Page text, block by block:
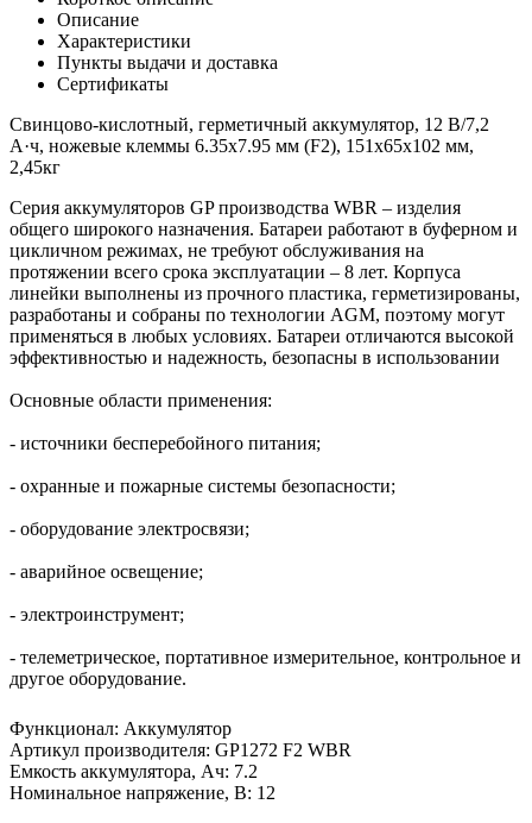
Описание
Характеристики
Пункты выдачи и доставка
Сертификаты
Свинцово-кислотный, герметичный аккумулятор, 12 В/7,2
А·ч, ножевые клеммы 6.35х7.95 мм (F2), 151х65х102 мм,
2,45кг
Серия аккумуляторов GP производства WBR – изделия
общего широкого назначения. Батареи работают в буферном и
цикличном режимах, не требуют обслуживания на
протяжении всего срока эксплуатации – 8 лет. Корпуса
линейки выполнены из прочного пластика, герметизированы,
разработаны и собраны по технологии AGM, поэтому могут
применяться в любых условиях. Батареи отличаются высокой
эффективностью и надежность, безопасны в использовании
Основные области применения:
- источники бесперебойного питания;
- охранные и пожарные системы безопасности;
- оборудование электросвязи;
- аварийное освещение;
- электроинструмент;
- телеметрическое, портативное измерительное, контрольное и
другое оборудование.
Функционал: Аккумулятор
Артикул производителя: GP1272 F2 WBR
Емкость аккумулятора, Ач: 7.2
Номинальное напряжение, В: 12